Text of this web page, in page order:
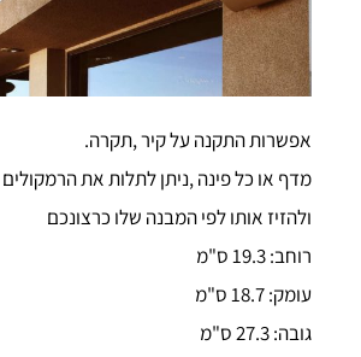
אפשרות התקנה על קיר ,תקרה.
מדף או כל פינה ,ניתן לתלות את הרמקולים
ולהזיז אותו לפי המבנה שלו כרצונכם
רוחב: 19.3 ס"מ
עומק: 18.7 ס"מ
גובה: 27.3 ס"מ